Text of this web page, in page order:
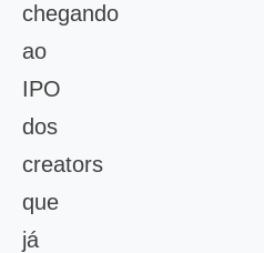
chegando
ao
IPO
dos
creators
que
já